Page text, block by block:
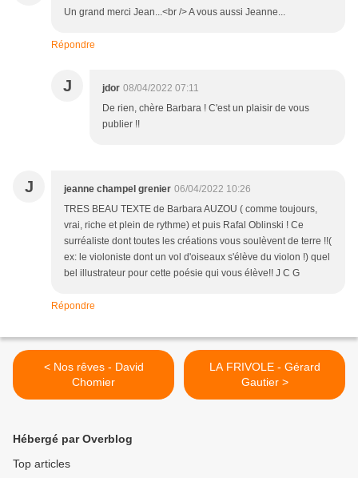
Un grand merci Jean...<br /> A vous aussi Jeanne...
Répondre
J jdor 08/04/2022 07:11
De rien, chère Barbara ! C'est un plaisir de vous
publier !!
J jeanne champel grenier 06/04/2022 10:26
TRES BEAU TEXTE de Barbara AUZOU ( comme toujours,
vrai, riche et plein de rythme) et puis Rafal Oblinski ! Ce
surréaliste dont toutes les créations vous soulèvent de terre !!(
ex: le violoniste dont un vol d'oiseaux s'élève du violon !) quel
bel illustrateur pour cette poésie qui vous élève!! J C G
Répondre
< Nos rêves - David
Chomier
LA FRIVOLE - Gérard
Gautier >
Hébergé par Overblog
Top articles